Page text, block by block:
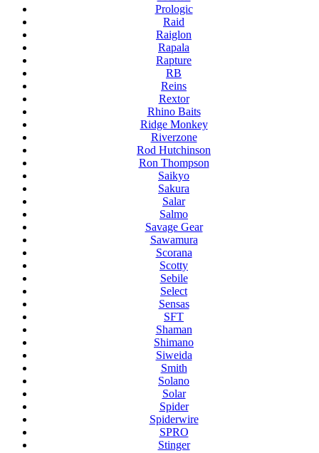
Prologic
Raid
Raiglon
Rapala
Rapture
RB
Reins
Rextor
Rhino Baits
Ridge Monkey
Riverzone
Rod Hutchinson
Ron Thompson
Saikyo
Sakura
Salar
Salmo
Savage Gear
Sawamura
Scorana
Scotty
Sebile
Select
Sensas
SFT
Shaman
Shimano
Siweida
Smith
Solano
Solar
Spider
Spiderwire
SPRO
Stinger